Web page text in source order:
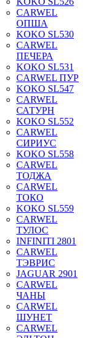
CARWEL
ОПША
KOKO SL530
CARWEL
ПЕЧЕРА
KOKO SL531
CARWEL ПУР
KOKO SL547
CARWEL
САТУРН
KOKO SL552
CARWEL
СИРИУС
KOKO SL558
CARWEL
ТОДЖА
CARWEL
ТОКО
KOKO SL559
CARWEL
ТУЛОС
INFINITI 2801
CARWEL
ТЭВРИС
JAGUAR 2901
CARWEL
ЧАНЫ
CARWEL
ШУНЕТ
CARWEL